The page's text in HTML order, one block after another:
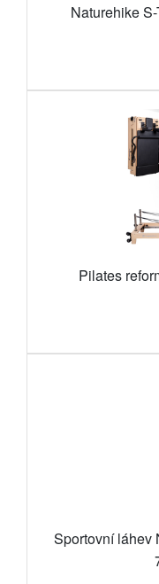
Naturehike
Pilates
Sportovní láhev